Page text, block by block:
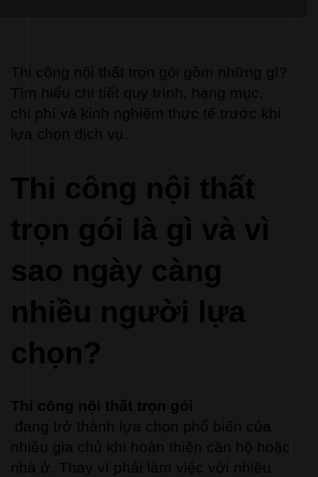
Thi công nội thất trọn gói gồm những gì?
Tìm hiểu chi tiết quy trình, hạng mục,
chi phí và kinh nghiệm thực tế trước khi
lựa chọn dịch vụ.
Thi công nội thất
trọn gói là gì và vì
sao ngày càng
nhiều người lựa
chọn?
Thi công nội thất trọn gói
nhiều gia chủ khi hoàn thiện căn hộ hoặc
nhà ở. Thay vì phải làm việc với nhiều